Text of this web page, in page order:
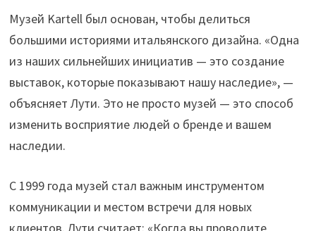
Музей Kartell был основан, чтобы делиться
большими историями итальянского дизайна. «Одна
из наших сильнейших инициатив — это создание
выставок, которые показывают нашу наследие», —
объясняет Лути. Это не просто музей — это способ
изменить восприятие людей о бренде и вашем
наследии.
С 1999 года музей стал важным инструментом
коммуникации и местом встречи для новых